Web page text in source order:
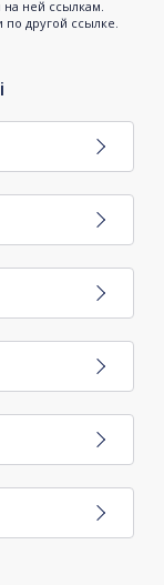
ней ссылкам.
другой ссылке.